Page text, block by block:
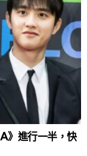
》進行一半，快